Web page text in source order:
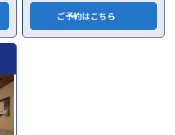
ご予約はこちら